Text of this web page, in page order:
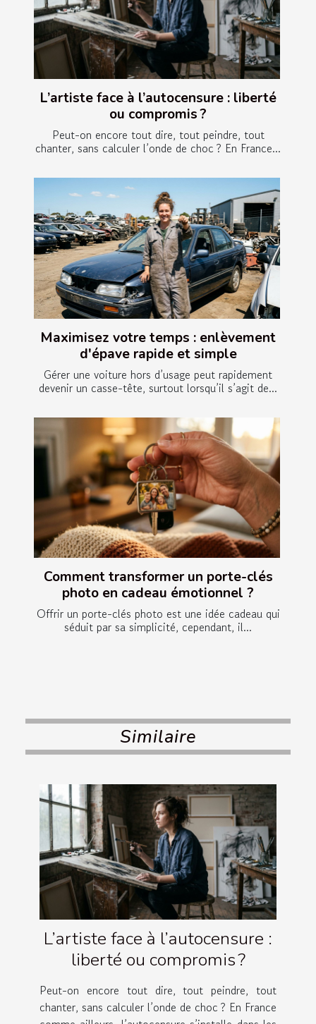
L’artiste face à l’autocensure : liberté
ou compromis ?
Peut-on encore tout dire, tout peindre, tout
chanter, sans calculer l’onde de choc ? En France...
Maximisez votre temps : enlèvement
d'épave rapide et simple
Gérer une voiture hors d’usage peut rapidement
devenir un casse-tête, surtout lorsqu’il s’agit de...
Comment transformer un porte-clés
photo en cadeau émotionnel ?
Offrir un porte-clés photo est une idée cadeau qui
séduit par sa simplicité, cependant, il...
Similaire
L’artiste face à l’autocensure :
liberté ou compromis ?
Peut-on encore tout dire, tout peindre, tout
chanter, sans calculer l’onde de choc ? En France